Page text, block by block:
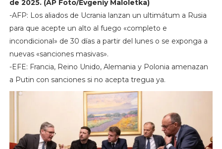
de 2025. (AP Foto/Evgeniy Maloletka)
-AFP: Los aliados de Ucrania lanzan un ultimátum a Rusia
para que acepte un alto al fuego «completo e
incondicional» de 30 días a partir del lunes o se exponga a
nuevas «sanciones masivas».
-EFE: Francia, Reino Unido, Alemania y Polonia amenazan
a Putin con sanciones si no acepta tregua ya.